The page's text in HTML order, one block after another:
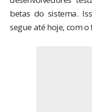
betas do sistema.
segue até hoje, com